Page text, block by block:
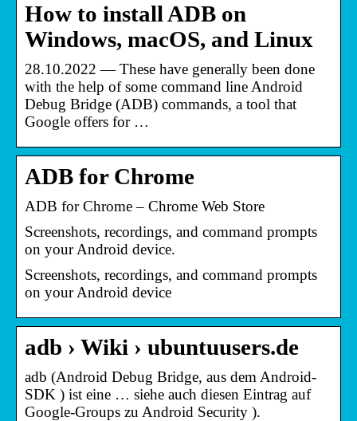
How to install ADB on
Windows, macOS, and Linux
28.10.2022 — These have generally been done
with the help of some command line Android
Debug Bridge (ADB) commands, a tool that
Google offers for …
ADB for Chrome
ADB for Chrome – Chrome Web Store
Screenshots, recordings, and command prompts
on your Android device.
Screenshots, recordings, and command prompts
on your Android device
adb › Wiki › ubuntuusers.de
adb (Android Debug Bridge, aus dem Android-
SDK ) ist eine … siehe auch diesen Eintrag auf
Google-Groups zu Android Security ).